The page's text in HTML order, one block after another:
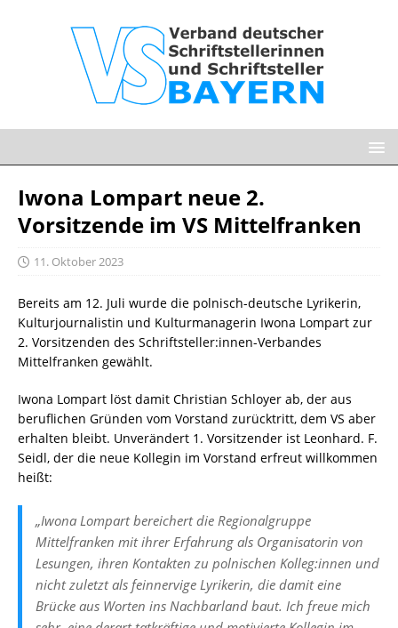
Iwona Lompart neue 2.
Vorsitzende im VS Mittelfranken
11. Oktober 2023
Bereits am 12. Juli wurde die polnisch-deutsche Lyrikerin,
Kulturjournalistin und Kulturmanagerin Iwona Lompart zur
2. Vorsitzenden des Schriftsteller:innen-Verbandes
Mittelfranken gewählt.
Iwona Lompart löst damit Christian Schloyer ab, der aus
beruflichen Gründen vom Vorstand zurücktritt, dem VS aber
erhalten bleibt. Unverändert 1. Vorsitzender ist Leonhard. F.
Seidl, der die neue Kollegin im Vorstand erfreut willkommen
heißt:
„Iwona Lompart bereichert die Regionalgruppe
Mittelfranken mit ihrer Erfahrung als Organisatorin von
Lesungen, ihren Kontakten zu polnischen Kolleg:innen und
nicht zuletzt als feinnervige Lyrikerin, die damit eine
Brücke aus Worten ins Nachbarland baut. Ich freue mich